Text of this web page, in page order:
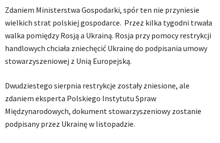
Zdaniem Ministerstwa Gospodarki, spór ten nie przyniesie
wielkich strat polskiej gospodarce. Przez kilka tygodni trwała
walka pomiędzy Rosją a Ukrainą. Rosja przy pomocy restrykcji
handlowych chciała zniechęcić Ukrainę do podpisania umowy
stowarzyszeniowej z Unią Europejską.
Dwudziestego sierpnia restrykcje zostały zniesione, ale
zdaniem eksperta Polskiego Instytutu Spraw
Międzynarodowych, dokument stowarzyszeniowy zostanie
podpisany przez Ukrainę w listopadzie.